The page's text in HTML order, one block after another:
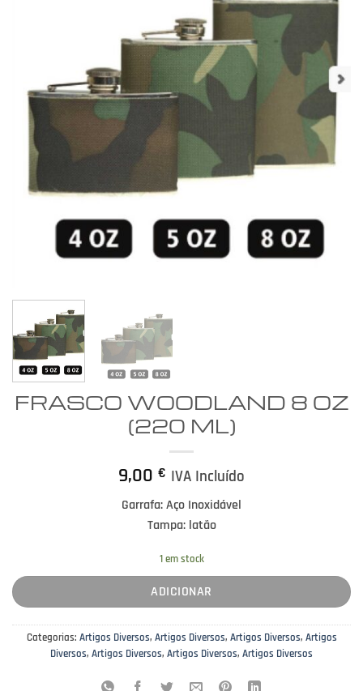
FRASCO WOODLAND 8 OZ
(220 ML)
9,00 € IVA Incluído
Garrafa: Aço Inoxidável
Tampa: latão
1 em stock
ADICIONAR
Categorias: Artigos Diversos, Artigos Diversos, Artigos Diversos, Artigos
Diversos, Artigos Diversos, Artigos Diversos, Artigos Diversos